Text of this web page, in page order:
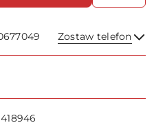
Zostaw telefon